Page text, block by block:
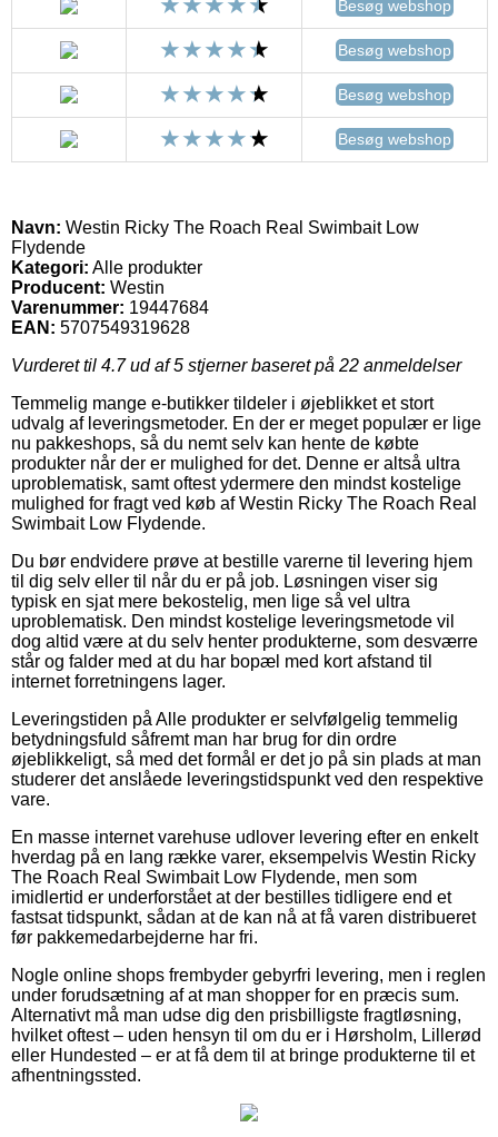
Besøg webshop
Besøg webshop
Besøg webshop
Besøg webshop
Navn: Westin Ricky The Roach Real Swimbait Low
Flydende
Kategori: Alle produkter
Producent: Westin
Varenummer: 19447684
EAN: 5707549319628
Vurderet til 4.7ud af 5 stjerner baseret på 22 anmeldelser
Temmelig mange e-butikker tildeler i øjeblikket et stort
udvalg af leveringsmetoder. En der er meget populær er lige
nu pakkeshops, så du nemt selv kan hente de købte
produkter når der er mulighed for det. Denne er altså ultra
uproblematisk, samt oftest ydermere den mindst kostelige
mulighed for fragt ved køb af Westin Ricky The Roach Real
Swimbait Low Flydende.
Du bør endvidere prøve at bestille varerne til levering hjem
til dig selv eller til når du er på job. Løsningen viser sig
typisk en sjat mere bekostelig, men lige så vel ultra
uproblematisk. Den mindst kostelige leveringsmetode vil
dog altid være at du selv henter produkterne, som desværre
står og falder med at du har bopæl med kort afstand til
internet forretningens lager.
Leveringstiden på Alle produkter er selvfølgelig temmelig
betydningsfuld såfremt man har brug for din ordre
øjeblikkeligt, så med det formål er det jo på sin plads at man
studerer det anslåede leveringstidspunkt ved den respektive
vare.
En masse internet varehuse udlover levering efter en enkelt
hverdag på en lang række varer, eksempelvis Westin Ricky
The Roach Real Swimbait Low Flydende, men som
imidlertid er underforstået at der bestilles tidligere end et
fastsat tidspunkt, sådan at de kan nå at få varen distribueret
før pakkemedarbejderne har fri.
Nogle online shops frembyder gebyrfri levering, men i reglen
under forudsætning af at man shopper for en præcis sum.
Alternativt må man udse dig den prisbilligste fragtløsning,
hvilket oftest – uden hensyn til om du er i Hørsholm, Lillerød
eller Hundested – er at få dem til at bringe produkterne til et
afhentningssted.